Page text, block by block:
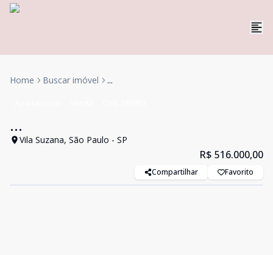
Home Buscar imóvel ...
...
Vila Suzana, São Paulo - SP
R$ 516.000,00
Compartilhar Favorito